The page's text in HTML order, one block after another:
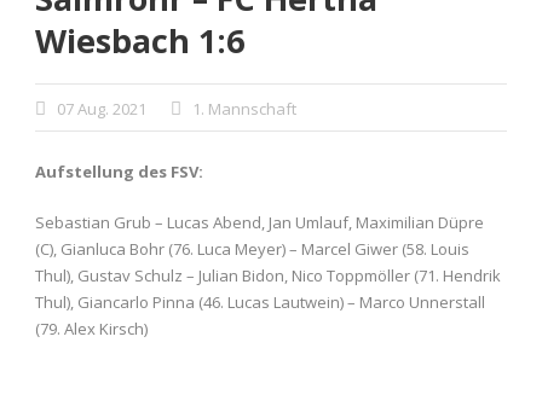
Wiesbach 1:6
07 Aug. 2021 1. Mannschaft
Aufstellung des FSV:
Sebastian Grub – Lucas Abend, Jan Umlauf, Maximilian Düpre
(C), Gianluca Bohr (76. Luca Meyer) – Marcel Giwer (58. Louis
Thul), Gustav Schulz – Julian Bidon, Nico Toppmöller (71. Hendrik
Thul), Giancarlo Pinna (46. Lucas Lautwein) – Marco Unnerstall
(79. Alex Kirsch)